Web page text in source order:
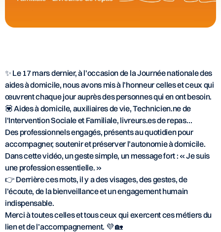
✨ Le 17 mars dernier, à l’occasion de la Journée nationale des
aides à domicile, nous avons mis à l’honneur celles et ceux qui
œuvrent chaque jour auprès des personnes qui en ont besoin.
💟 Aides à domicile, auxiliaires de vie, Technicien.ne de
l'Intervention Sociale et Familiale, livreurs.es de repas…
Des professionnels engagés, présents au quotidien pour
accompagner, soutenir et préserver l’autonomie à domicile.
Dans cette vidéo, un geste simple, un message fort : « Je suis
une profession essentielle. »
👉 Derrière ces mots, il y a des visages, des gestes, de
l’écoute, de la bienveillance et un engagement humain
indispensable.
Merci à toutes celles et tous ceux qui exercent ces métiers du
lien et de l’accompagnement. 💜 🏡